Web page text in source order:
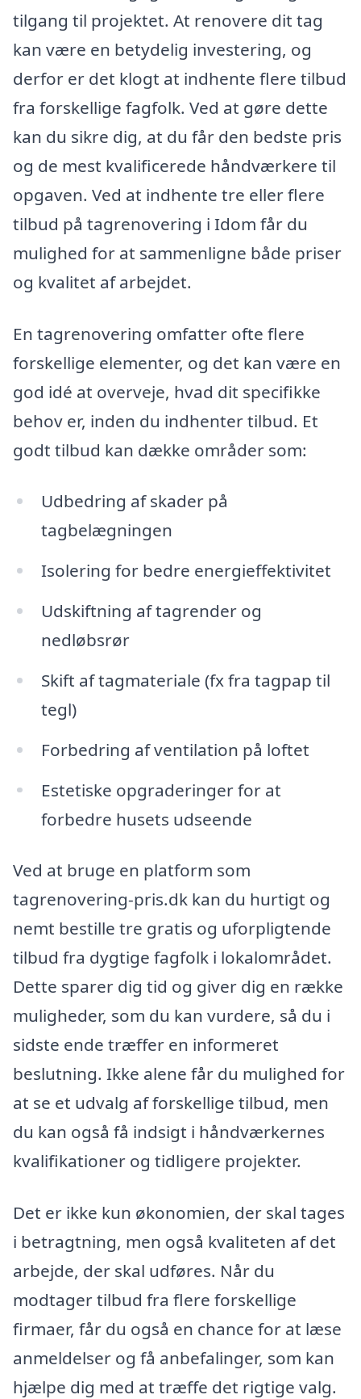
tilgang til projektet. At renovere dit tag
kan være en betydelig investering, og
derfor er det klogt at indhente flere tilbud
fra forskellige fagfolk. Ved at gøre dette
kan du sikre dig, at du får den bedste pris
og de mest kvalificerede håndværkere til
opgaven. Ved at indhente tre eller flere
tilbud på tagrenovering i Idom får du
mulighed for at sammenligne både priser
og kvalitet af arbejdet.
En tagrenovering omfatter ofte flere
forskellige elementer, og det kan være en
god idé at overveje, hvad dit specifikke
behov er, inden du indhenter tilbud. Et
godt tilbud kan dække områder som:
Udbedring af skader på
tagbelægningen
Isolering for bedre energieffektivitet
Udskiftning af tagrender og
nedløbsrør
Skift af tagmateriale (fx fra tagpap til
tegl)
Forbedring af ventilation på loftet
Estetiske opgraderinger for at
forbedre husets udseende
Ved at bruge en platform som
tagrenovering-pris.dk kan du hurtigt og
nemt bestille tre gratis og uforpligtende
tilbud fra dygtige fagfolk i lokalområdet.
Dette sparer dig tid og giver dig en række
muligheder, som du kan vurdere, så du i
sidste ende træffer en informeret
beslutning. Ikke alene får du mulighed for
at se et udvalg af forskellige tilbud, men
du kan også få indsigt i håndværkernes
kvalifikationer og tidligere projekter.
Det er ikke kun økonomien, der skal tages
i betragtning, men også kvaliteten af det
arbejde, der skal udføres. Når du
modtager tilbud fra flere forskellige
firmaer, får du også en chance for at læse
anmeldelser og få anbefalinger, som kan
hjælpe dig med at træffe det rigtige valg.